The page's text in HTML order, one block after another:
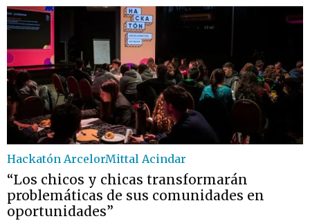
Hackatón ArcelorMittal Acindar
“Los chicos y chicas transformarán
problemáticas de sus comunidades en
oportunidades”